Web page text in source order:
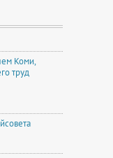
Коми,
труд